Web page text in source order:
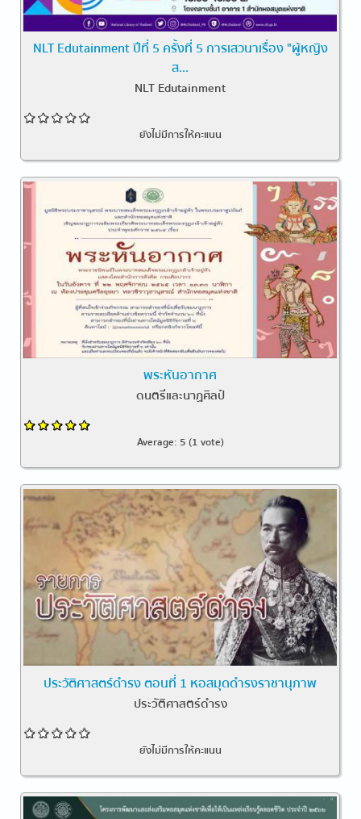
NLT Edutainment ปีที่ 5 ครั้งที่ 5 การเสวนาเรื่อง "ผู้หญิง
ส...
NLT Edutainment
ยังไม่มีการให้คะแนน
พระหันอากาศ
ดนตรีและนาฏศิลป์
Average: 5 (1 vote)
ประวัติศาสตร์ดำรง ตอนที่ 1 หอสมุดดำรงราชานุภาพ
ประวัติศาสตร์ดำรง
ยังไม่มีการให้คะแนน